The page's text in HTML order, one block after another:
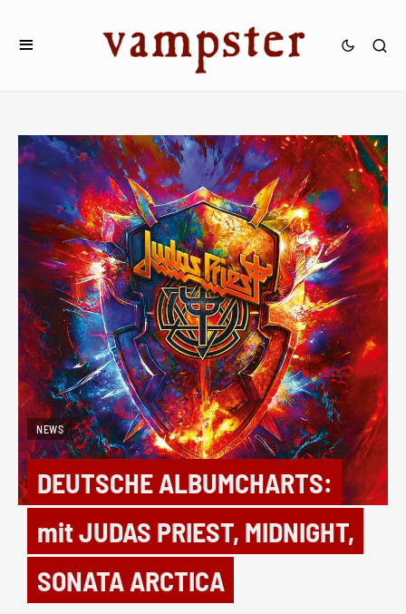
NEWS
DEUTSCHE ALBUMCHARTS:
mit JUDAS PRIEST, MIDNIGHT,
SONATA ARCTICA